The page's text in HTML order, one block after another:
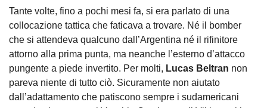
Tante volte, fino a pochi mesi fa, si era parlato di una
collocazione tattica che faticava a trovare. Né il bomber
che si attendeva qualcuno dall’Argentina né il rifinitore
attorno alla prima punta, ma neanche l’esterno d’attacco
pungente a piede invertito. Per molti, Lucas Beltran non
pareva niente di tutto ciò. Sicuramente non aiutato
dall’adattamento che patiscono sempre i sudamericani